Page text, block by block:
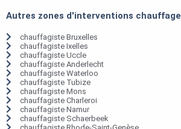
Autres zones d'interventions chauffage
chauffagiste Bruxelles
chauffagiste Ixelles
chauffagiste Uccle
chauffagiste Anderlecht
chauffagiste Waterloo
chauffagiste Tubize
chauffagiste Mons
chauffagiste Charleroi
chauffagiste Namur
chauffagiste Schaerbeek